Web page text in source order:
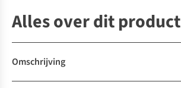
Alles over dit product
Omschrijving